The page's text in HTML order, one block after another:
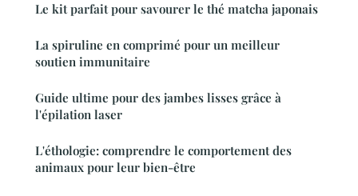
Le kit parfait pour savourer le thé matcha japonais
La spiruline en comprimé pour un meilleur
soutien immunitaire
Guide ultime pour des jambes lisses grâce à
l'épilation laser
L'éthologie: comprendre le comportement des
animaux pour leur bien-être